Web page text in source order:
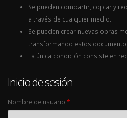
Se pueden compartir, copiar y
a través de cualquier medio.
Se pueden crear nuevas obras
transformando estos
La única condición consiste en
Inicio de sesión
Nombre de usuario *